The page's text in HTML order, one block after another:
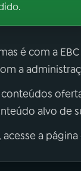
é com a
a
alvo de
acesse a